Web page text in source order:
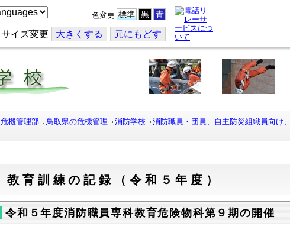
色変更 標準 黒 青
サイズ変更 大きくする 元にもどす
危機管理部 鳥取県の危機管理 消防学校 消防職員・団員、自主防災組織員向け
教育訓練の記録（令和５年度）
令和５年度消防職員専科教育危険物科第９期の開催